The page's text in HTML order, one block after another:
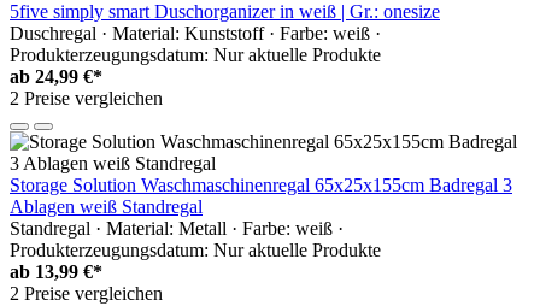
5five simply smart Duschorganizer in weiß | Gr.: onesize
Duschregal · Material: Kunststoff · Farbe: weiß ·
Produkterzeugungsdatum: Nur aktuelle Produkte
ab 24,99 €*
2 Preise vergleichen
Storage Solution Waschmaschinenregal 65x25x155cm Badregal 3
Ablagen weiß Standregal
Standregal · Material: Metall · Farbe: weiß ·
Produkterzeugungsdatum: Nur aktuelle Produkte
ab 13,99 €*
2 Preise vergleichen